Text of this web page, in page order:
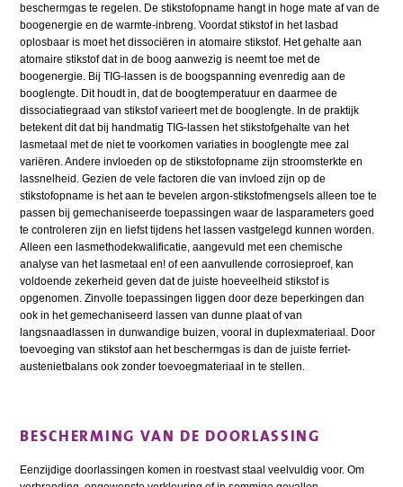
beschermgas te regelen. De stikstofopname hangt in hoge mate af van de
boogenergie en de warmte-inbreng. Voordat stikstof in het lasbad
oplosbaar is moet het dissociëren in atomaire stikstof. Het gehalte aan
atomaire stikstof dat in de boog aanwezig is neemt toe met de
boogenergie. Bij TIG-lassen is de boogspanning evenredig aan de
booglengte. Dit houdt in, dat de boogtemperatuur en daarmee de
dissociatiegraad van stikstof varieert met de booglengte. In de praktijk
betekent dit dat bij handmatig TIG-lassen het stikstofgehalte van het
lasmetaal met de niet te voorkomen variaties in booglengte mee zal
variëren. Andere invloeden op de stikstofopname zijn stroomsterkte en
lassnelheid. Gezien de vele factoren die van invloed zijn op de
stikstofopname is het aan te bevelen argon-stikstofmengsels alleen toe te
passen bij gemechaniseerde toepassingen waar de lasparameters goed
te controleren zijn en liefst tijdens het lassen vastgelegd kunnen worden.
Alleen een lasmethodekwalificatie, aangevuld met een chemische
analyse van het lasmetaal en! of een aanvullende corrosieproef, kan
voldoende zekerheid geven dat de juiste hoeveelheid stikstof is
opgenomen. Zinvolle toepassingen liggen door deze beperkingen dan
ook in het gemechaniseerd lassen van dunne plaat of van
langsnaadlassen in dunwandige buizen, vooral in duplexmateriaal. Door
toevoeging van stikstof aan het beschermgas is dan de juiste ferriet-
austenietbalans ook zonder toevoegmateriaal in te stellen.
BESCHERMING VAN DE DOORLASSING
Eenzijdige doorlassingen komen in roestvast staal veelvuldig voor. Om